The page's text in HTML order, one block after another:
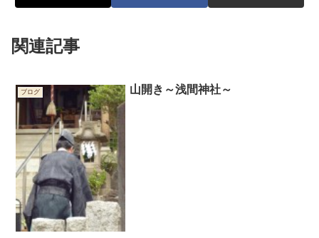
関連記事
ブログ 山開き～浅間神社～